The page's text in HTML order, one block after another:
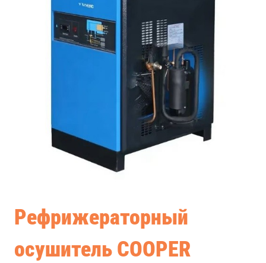
Рефрижераторный
осушитель COOPER